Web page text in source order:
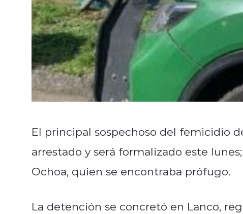
El principal sospechoso del femicidio
arrestado y será formalizado este
Ochoa, quien se encontraba prófugo.
La detención se concretó en Lanco,